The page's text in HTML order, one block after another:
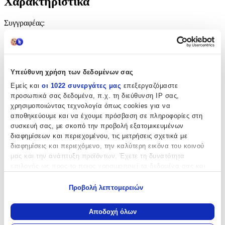
Υπεύθυνη χρήση των δεδομένων σας
Εμείς και οι 1022 συνεργάτες μας επεξεργαζόμαστε
προσωπικά σας δεδομένα, π.χ. τη διεύθυνση IP σας,
χρησιμοποιώντας τεχνολογία όπως cookies για να
αποθηκεύουμε και να έχουμε πρόσβαση σε πληροφορίες στη
συσκευή σας, με σκοπό την προβολή εξατομικευμένων
διαφημίσεων και περιεχομένου, τις μετρήσεις σχετικά με
διαφημίσεις και περιεχόμενο, την καλύτερη εικόνα του κοινού
μας και την ανάπτυξη προϊόντων. Έχετε τη δυνατότητα
Να συλλέξουμε πληροφορίες σχετικά με τη γεωγραφική
σας τοποθεσία, οι οποίες μπορεί να είναι ακριβείς σε
Προβολή λεπτομερειών
Αποδοχή όλων
Συγγραφέας:
Εκδότης:
Black Swan
Αριθμός Σελίδων
288
Διαστάσεις :
12.7x19.8
cm
Μαλακό Εξώφυλλο
Γλώσσα:
Αγγλικά